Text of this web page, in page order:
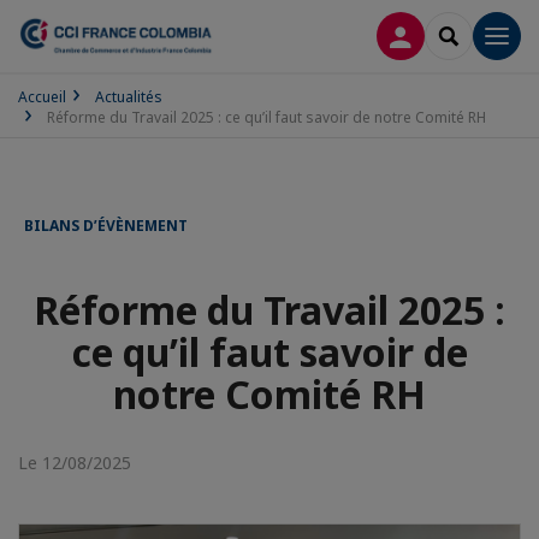
CONNEXION
Accueil
Actualités
Réforme du Travail 2025 : ce qu’il faut savoir de notre Comité RH
BILANS D’ÉVÈNEMENT
Réforme du Travail 2025 :
ce qu’il faut savoir de
notre Comité RH
Le 12/08/2025